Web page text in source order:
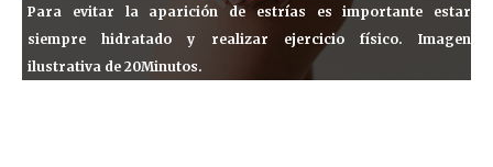
Para evitar la aparición de estrías es importante estar
siempre hidratado y realizar ejercicio físico. Imagen
ilustrativa de 20Minutos.